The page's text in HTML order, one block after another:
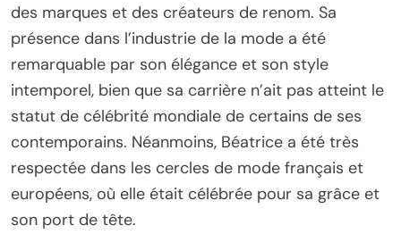
des marques et des créateurs de renom. Sa
présence dans l’industrie de la mode a été
remarquable par son élégance et son style
intemporel, bien que sa carrière n’ait pas atteint le
statut de célébrité mondiale de certains de ses
contemporains. Néanmoins, Béatrice a été très
respectée dans les cercles de mode français et
européens, où elle était célébrée pour sa grâce et
son port de tête.